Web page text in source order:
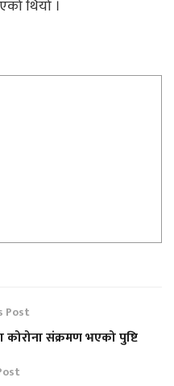
थियो ।
Post
संक्रमण भएको पुष्टि